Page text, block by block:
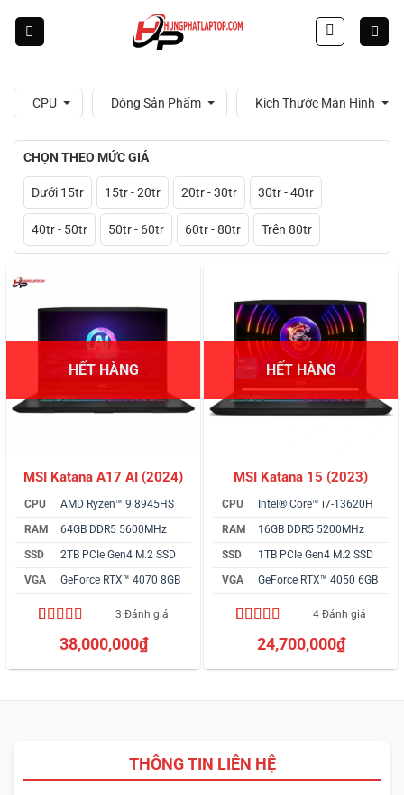
CPU Dòng Sản Phẩm Kích Thước Màn Hình
CHỌN THEO MỨC GIÁ
Dưới 15tr 15tr - 20tr 20tr - 30tr 30tr - 40tr
40tr - 50tr 50tr - 60tr 60tr - 80tr Trên 80tr
HẾT HÀNG
MSI Katana A17 AI (2024)
CPU
AMD Ryzen™ 9 8945HS
RAM
64GB DDR5 5600MHz
SSD
2TB PCIe Gen4 M.2 SSD
VGA
GeForce RTX™ 4070 8GB
5.00trên 5
dựa trên
3 Đánh giá
38,000,000₫
HẾT HÀNG
MSI Katana 15 (2023)
CPU
Intel® Core™ i7-13620H
RAM
16GB DDR5 5200MHz
SSD
1TB PCIe Gen4 M.2 SSD
VGA
GeForce RTX™ 4050 6GB
5.00trên 5
dựa trên
4 Đánh giá
24,700,000₫
THÔNG TIN LIÊN HỆ